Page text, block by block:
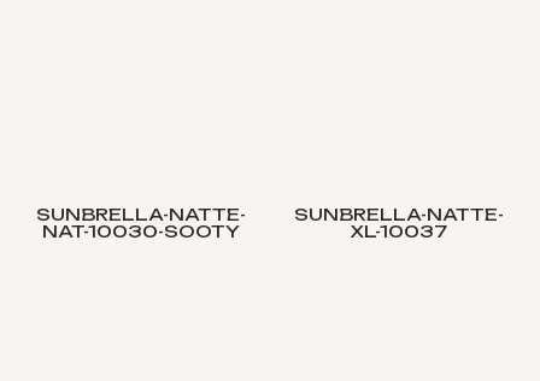
SUNBRELLA-NATTE-
NAT-10030-SOOTY
SUNBRELLA-NATTE-
XL-10037